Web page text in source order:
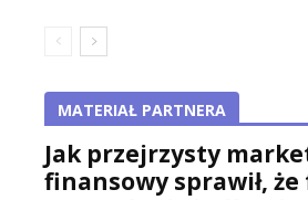
MATERIAŁ PARTNERA
Jak przejrzysty
finansowy sprawił,